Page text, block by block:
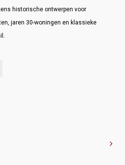
historische ontwerpen voor
jaren 30-woningen en klassieke